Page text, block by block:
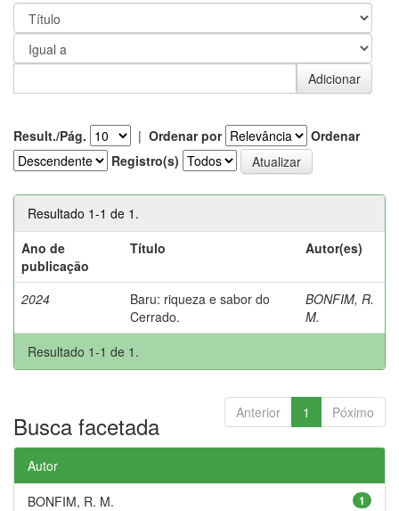
Result./Pág. | Ordenar por
Ordenar
Registro(s)
Resultado 1-1 de 1.
Ano de
publicação
Título Autor(es)
2024
Baru: riqueza e sabor do
Cerrado.
BONFIM, R.
M.
Resultado 1-1 de 1.
Anterior 1 Póximo
Busca facetada
Autor
1
BONFIM, R. M.